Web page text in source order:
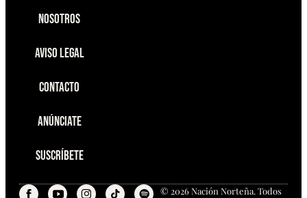
Nosotros
Aviso Legal
Contacto
Anúnciate
Suscríbete
© 2026 Nación Norteña. Todos